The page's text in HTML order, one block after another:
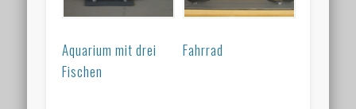
Aquarium mit drei
Fischen
Fahrrad